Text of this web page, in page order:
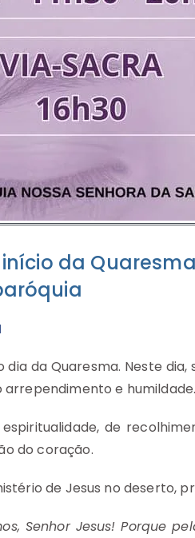
da
da Quaresma. Neste
e humildade.
de
do coração.
de Jesus no deserto,
Senhor Jesus! Porque